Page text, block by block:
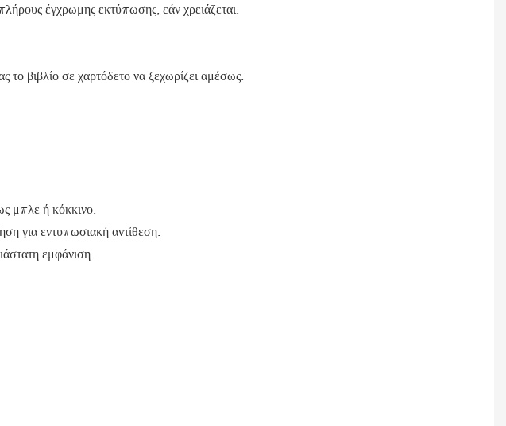
έγχρωμης εκτύπωσης, εάν χρειάζεται.
βιβλίο σε χαρτόδετο να ξεχωρίζει αμέσως.
μπλε ή κόκκινο.
για εντυπωσιακή αντίθεση.
εμφάνιση.